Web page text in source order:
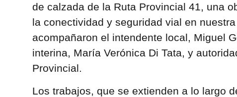
de calzada de la Ruta Provincial 41, una
la conectividad y seguridad vial en
acompañaron el intendente local, Miguel
interina, María Verónica Di Tata, y
Provincial.
Los trabajos, que se extienden a lo largo